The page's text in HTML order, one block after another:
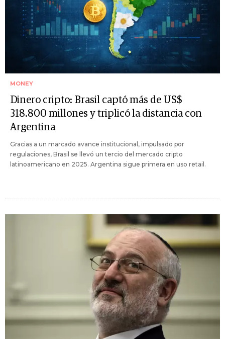
MONEY
Dinero cripto: Brasil captó más de US$
318.800 millones y triplicó la distancia con
Argentina
Gracias a un marcado avance institucional, impulsado por
regulaciones, Brasil se llevó un tercio del mercado cripto
latinoamericano en 2025. Argentina sigue primera en uso retail.